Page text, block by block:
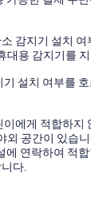
감지기 설치
대용 감지기를
설치 여부를
에게 적합하지
외 공간이 있습
에 연락하여 적
다.